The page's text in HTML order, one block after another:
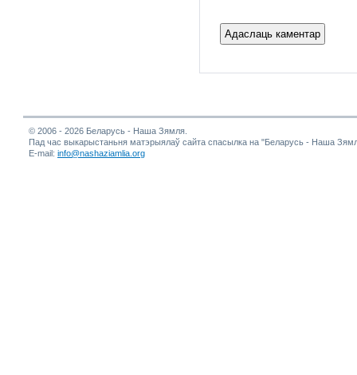
© 2006 - 2026 Беларусь - Наша Зямля.
Пад час выкарыстаньня матэрыялаў сайта спасылка на "Беларусь - Наша
E-mail: info@nashaziamlia.org